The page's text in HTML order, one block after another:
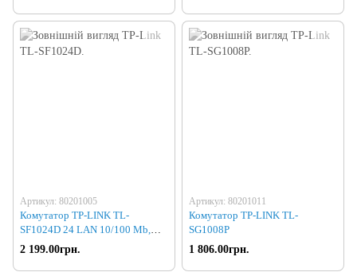
Артикул: 80201005
Комутатор TP-LINK TL-
SF1024D 24 LAN 10/100 Mb,
metal, Rack
2 199.00грн.
Артикул: 80201011
Комутатор TP-LINK TL-
SG1008P
1 806.00грн.